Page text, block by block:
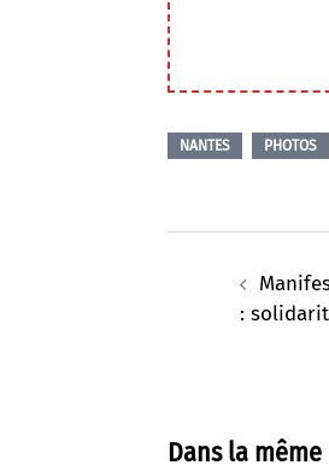
NANTES PHOTOS
d’article
:
Dans la